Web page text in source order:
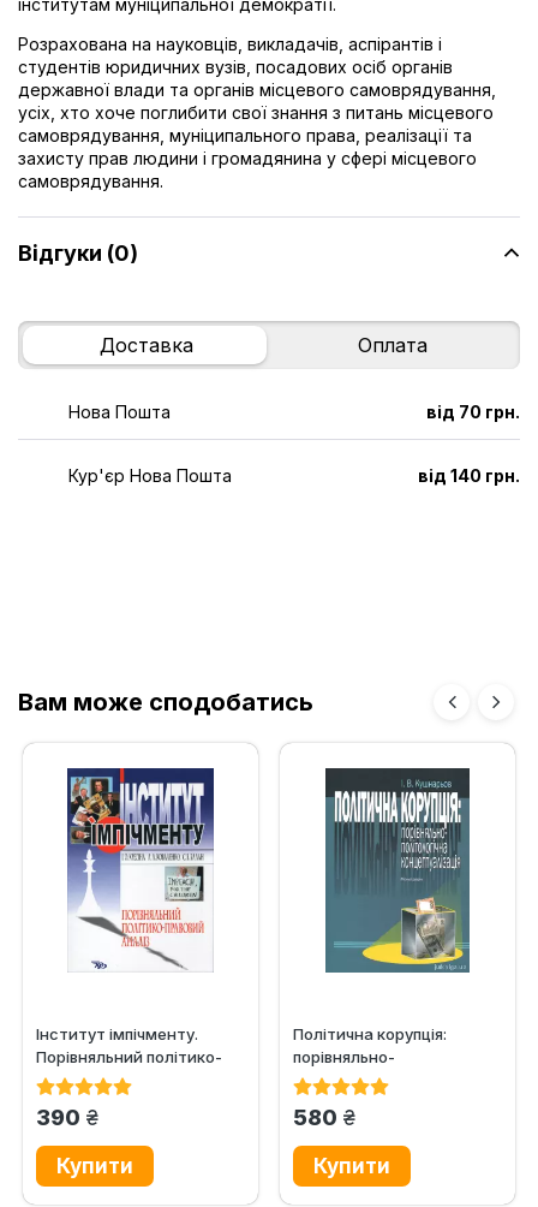
інститутам муніципальної демократії.
Розрахована на науковців, викладачів, аспірантів і
студентів юридичних вузів, посадових осіб органів
державної влади та органів місцевого самоврядування,
усіх, хто хоче поглибити свої знання з питань місцевого
самоврядування, муніципального права, реалізації та
захисту прав людини і громадянина у сфері місцевого
самоврядування.
Відгуки (0)
Доставка Оплата
Нова Пошта від 70 грн.
Кур'єр Нова Пошта від 140 грн.
Вам може сподобатись
Інститут імпічменту.
Порівняльний політико-
правовий аналіз
390 грн.
Політична корупція:
порівняльно-
політологічна
580 грн.